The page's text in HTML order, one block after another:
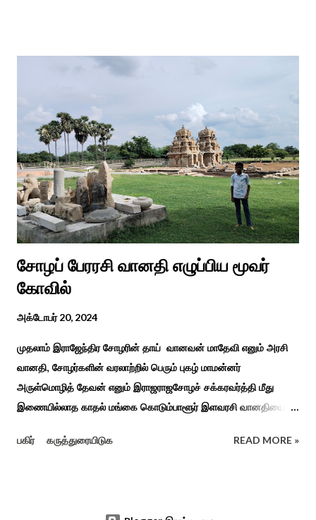
நிகழ்ச்சிகள், கருத்தரங்குகள் மற்றும் உதவிகள் வழங்கும் விழாக்கள்
பல்கலைக்கழகத்தின் சிறப்புக் கல்வி மற்றும் மறுவாழ்வு அறிவியல்
துறை, மற்றும் டாக்டர் அழகப்பா கல்வி அறிவியல் நிறுவனம் , மற்றும்
காரைக்குடி ஹெரிடேஜ் ரோட்டரி கிளப், மற்றும் மாற்றுத்
திறனாளிகளுக்கான மல்டிமோடல் மெட்டீரியல் உற்பத்திக்கான மையம்,
மற்றும் ஐடி மற்றும் ஆட்டிசத்திற்கான அழகப்பா பல்கலைக்கழக
சிறப்புப் பள்ளி சார்பில் இந்த ஆணடு விழா சர்வதேச மாற்று...
சோழப் பேரரசி வானதி எழுப்பிய மூவர்
கோவில்
அக்டோபர் 20, 2024
முதலாம் இராஜேந்திர சோழரின் தாய் வானவன் மாதேவி எனும் அரசி
வானதி, சோழர்களின் வரலாற்றில் பெரும் புகழ் மாமன்னர்
அருள்மொழித் தேவன் எனும் இராஜராஜசோழச் சக்கரவர்த்தி மீது
இணையில்லாத காதல் மங்கை கொடும்பாளூர் இளவரசி வானதியை
கடற்படையின் பரப்பை இலங்கை வரை சென்று வென்று வந்த
பகிர் கருத்துரையிடுக READ MORE »